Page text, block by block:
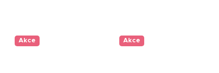
Akce Akce